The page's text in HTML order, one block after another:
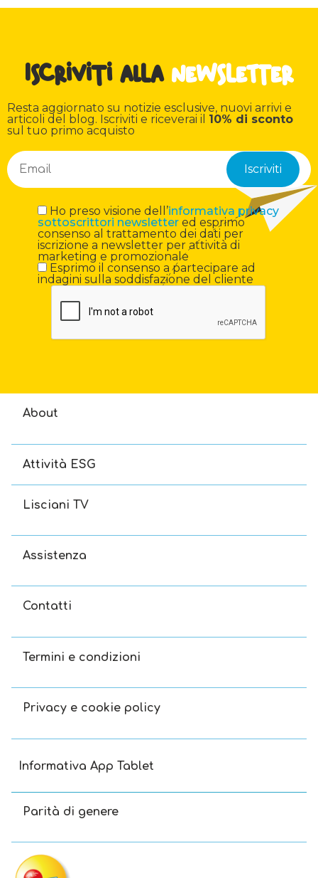
Iscriviti alla newsletter
Resta aggiornato su notizie esclusive, nuovi arrivi e
articoli del blog. Iscriviti e riceverai il 10% di sconto
sul tuo primo acquisto
Ho preso visione dell’informativa privacy
sottoscrittori newslettered esprimo
consenso al trattamento dei dati per
iscrizione a newsletter per attività di
marketing e promozionale
Esprimo il consenso a partecipare ad
indagini sulla soddisfazione del cliente
About
Attività ESG
Lisciani TV
Assistenza
Contatti
Termini e condizioni
Privacy e cookie policy
Informativa App Tablet
Parità di genere